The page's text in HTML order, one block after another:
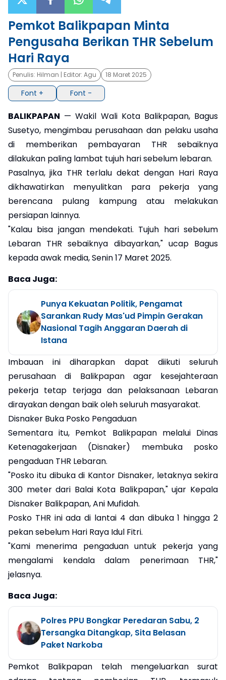
×
Pemkot Balikpapan Minta
Pengusaha Berikan THR Sebelum
Hari Raya
Penulis: Hilman | Editor: Agu 18 Maret 2025
Font + Font -
BALIKPAPAN — Wakil Wali Kota Balikpapan, Bagus
Susetyo, mengimbau perusahaan dan pelaku usaha
di memberikan pembayaran THR sebaiknya
dilakukan paling lambat tujuh hari sebelum lebaran.
Pasalnya, jika THR terlalu dekat dengan Hari Raya
dikhawatirkan menyulitkan para pekerja yang
berencana pulang kampung atau melakukan
persiapan lainnya.
"Kalau bisa jangan mendekati. Tujuh hari sebelum
Lebaran THR sebaiknya dibayarkan," ucap Bagus
kepada awak media, Senin 17 Maret 2025.
Baca Juga:
Punya Kekuatan Politik, Pengamat
Sarankan Rudy Mas'ud Pimpin Gerakan
Nasional Tagih Anggaran Daerah di
Istana
Imbauan ini diharapkan dapat diikuti seluruh
perusahaan di Balikpapan agar kesejahteraan
pekerja tetap terjaga dan pelaksanaan Lebaran
dirayakan dengan baik oleh seluruh masyarakat.
Disnaker Buka Posko Pengaduan
Sementara itu, Pemkot Balikpapan melalui Dinas
Ketenagakerjaan (Disnaker) membuka posko
pengaduan THR Lebaran.
"Posko itu dibuka di Kantor Disnaker, letaknya sekira
300 meter dari Balai Kota Balikpapan," ujar Kepala
Disnaker Balikpapan, Ani Mufidah.
Posko THR ini ada di lantai 4 dan dibuka 1 hingga 2
pekan sebelum Hari Raya Idul Fitri.
"Kami menerima pengaduan untuk pekerja yang
mengalami kendala dalam penerimaan THR,"
jelasnya.
Baca Juga:
Polres PPU Bongkar Peredaran Sabu, 2
Tersangka Ditangkap, Sita Belasan
Paket Narkoba
Pemkot Balikpapan telah mengeluarkan surat